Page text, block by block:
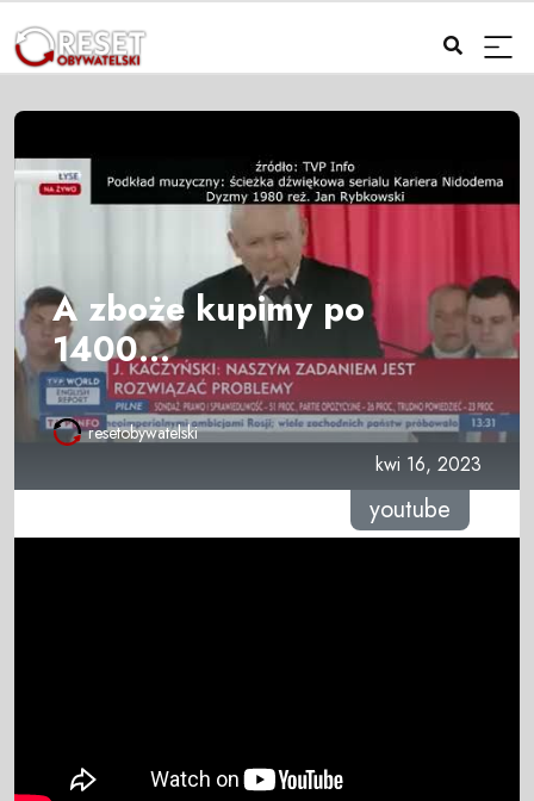
A zboże kupimy po
1400...
resetobywatelski
kwi 16, 2023
youtube